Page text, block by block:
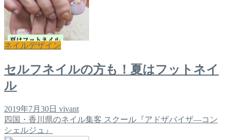
ネイルデザイン
セルフネイルの方も！夏はフットネイ
ル
2019年7月30日 vivant
四国・香川県のネイル集客 スクール『アドザバイザ―コン
シェルジュ』